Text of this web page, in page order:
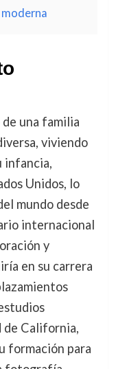
una familia
viviendo
infancia,
Unidos, lo
mundo desde
internacional
y
en su carrera
de California,
formación para